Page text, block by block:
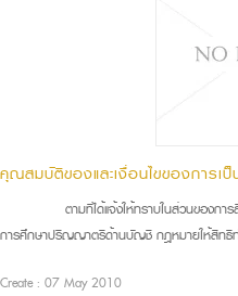
คุณสมบัติของและเงื่อนไขของการเ
ตามที่ได้แจ้งให้ทราบในส่วนของการ
การศึกษาปริญญาตรีด้านบัญชี กฎหมายให้สิทธิ
Create : 07 May 2010